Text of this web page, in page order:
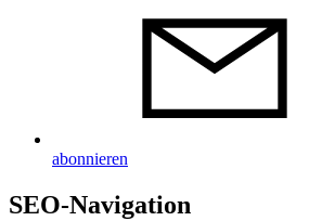
abonnieren
SEO-Navigation